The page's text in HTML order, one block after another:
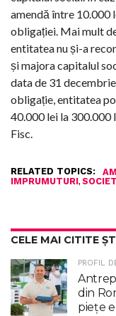
amendă între 10.000
obligației. Mai mult
entitatea nu și-a
și majora capitalul
data de 31
obligație, entitatea
40.000 lei la 300.000
Fisc.
RELATED TOPICS:
IMPRUMUTURI,
CELE MAI CITITE
PROFIL
din
piețe